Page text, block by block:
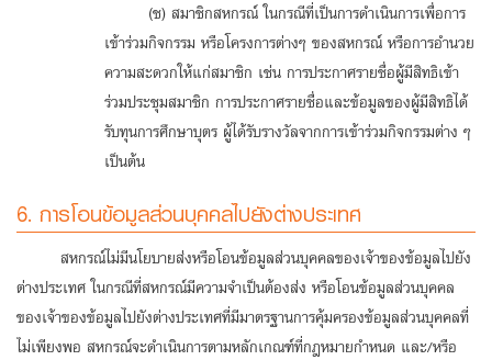
(ช) สมาชิกสหกรณ์ ในกรณีที่เป็นการดำเนินการเพื่อการ
เข้าร่วมกิจกรรม หรือโครงการต่างๆ ของสหกรณ์ หรือการอำนวย
ความสะดวกให้แก่สมาชิก เช่น การประกาศรายชื่อผู้มีสิทธิเข้า
ร่วมประชุมสมาชิก การประกาศรายชื่อและข้อมูลของผู้มีสิทธิได้
รับทุนการศึกษาบุตร ผู้ได้รับรางวัลจากการเข้าร่วมกิจกรรมต่าง ๆ
เป็นต้น
6. การโอนข้อมูลส่วนบุคคลไปยังต่างประเทศ
สหกรณ์ไม่มีนโยบายส่งหรือโอนข้อมูลส่วนบุคคลของเจ้าของข้อมูลไปยัง
ต่างประเทศ ในกรณีที่สหกรณ์มีความจำเป็นต้องส่ง หรือโอนข้อมูลส่วนบุคคล
ของเจ้าของข้อมูลไปยังต่างประเทศที่มีมาตรฐานการคุ้มครองข้อมูลส่วนบุคคลที่
ไม่เพียงพอ สหกรณ์จะดำเนินการตามหลักเกณฑ์ที่กฎหมายกำหนด และ/หรือ